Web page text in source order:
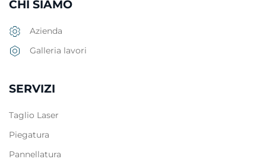
CHI SIAMO
Azienda
Galleria lavori
SERVIZI
Taglio Laser
Piegatura
Pannellatura